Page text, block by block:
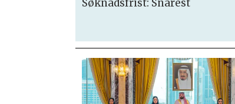
Søknadsfrist: Snarest